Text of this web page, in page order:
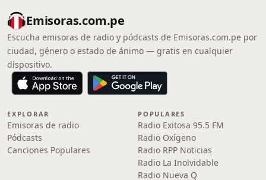
Emisoras.com.pe
Escucha emisoras de radio y pódcasts de Emisoras.com.pe por
ciudad, género o estado de ánimo — gratis en cualquier
dispositivo.
EXPLORAR
Emisoras de radio
Pódcasts
Canciones Populares
POPULARES
Radio Exitosa 95.5 FM
Radio Oxígeno
Radio RPP Noticias
Radio La Inolvidable
Radio Nueva Q